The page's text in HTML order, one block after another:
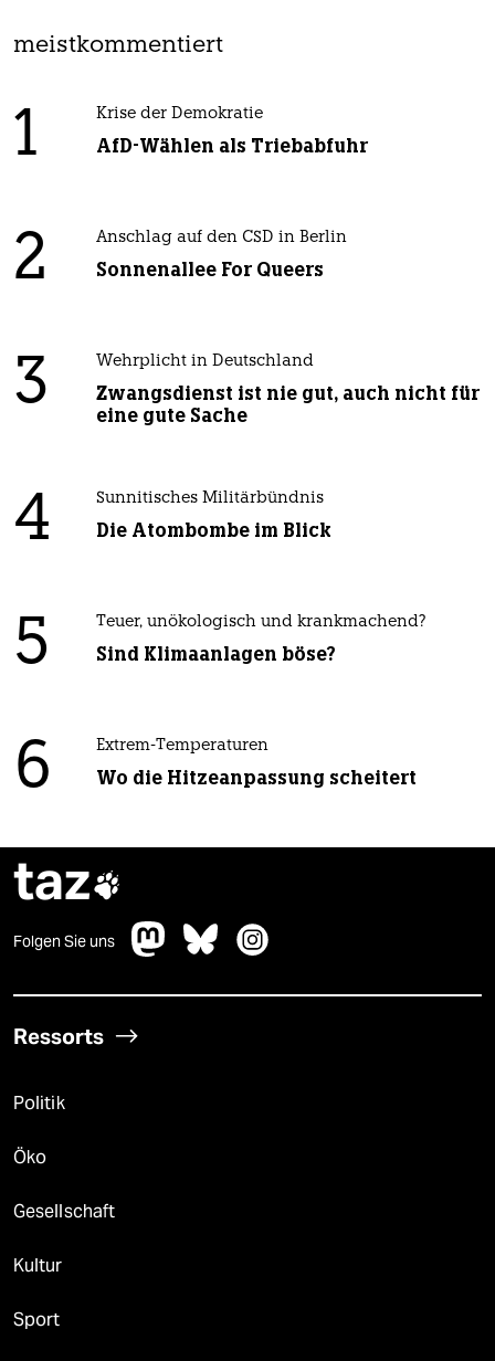
meistkommentiert
1 Krise der Demokratie
AfD-Wählen als Triebabfuhr
2 Anschlag auf den CSD in Berlin
Sonnenallee For Queers
3 Wehrplicht in Deutschland
Zwangsdienst ist nie gut, auch nicht für
eine gute Sache
4 Sunnitisches Militärbündnis
Die Atombombe im Blick
5 Teuer, unökologisch und krankmachend?
Sind Klimaanlagen böse?
6 Extrem-Temperaturen
Wo die Hitzeanpassung scheitert
taz
Folgen Sie uns
Ressorts
Politik
Öko
Gesellschaft
Kultur
Sport